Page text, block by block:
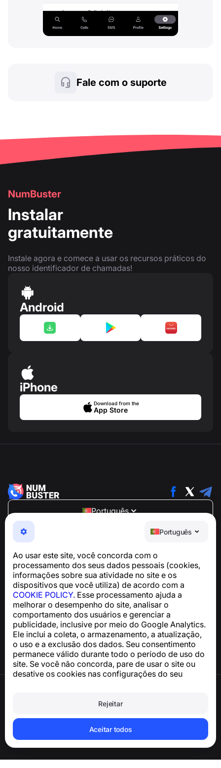
Português
Ao usar este site, você concorda com o
processamento dos seus dados pessoais (cookies,
informações sobre sua atividade no site e os
dispositivos que você utiliza) de acordo com a
COOKIE POLICY. Esse processamento ajuda a
melhorar o desempenho do site, analisar o
comportamento dos usuários e gerenciar a
publicidade, inclusive por meio do Google Analytics.
Ele inclui a coleta, o armazenamento, a atualização,
o uso e a exclusão dos dados. Seu consentimento
permanece válido durante todo o período de uso do
site. Se você não concorda, pare de usar o site ou
desative os cookies nas configurações do seu
Rejeitar
Aceitar todos
Fale com o suporte
NumBuster
Instalar
gratuitamente
Instale agora e comece a usar os recursos práticos do
nosso identificador de chamadas!
Android
iPhone
Download from the
App Store
Português
NumBuster © 2013—2026 ·
support@numbuster.com
Um app fácil de usar que protege você contra golpes
Para dúvidas sobre conformidade com a GDPR:
support@numbuster.com
Central de Ajuda
Notícias e Artigos
Sobre o projeto
Contatos
Excluir a conta e os dados pessoais